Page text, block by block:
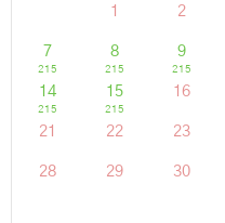
1 2
7
215
8
215
9
215
14
215
15
215
16
21 22 23
28 29 30